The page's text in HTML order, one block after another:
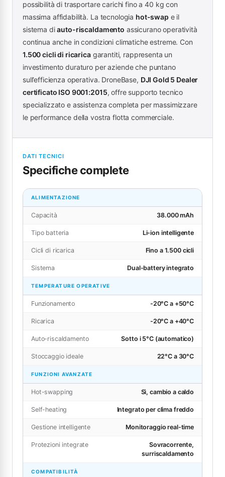
possibilità di trasportare carichi fino a 40 kg con
massima affidabilità. La tecnologia hot-swap e il
sistema diauto-riscaldamento assicurano operatività
continua anche in condizioni climatiche estreme. Con
1.500 cicli di ricaricagarantiti, rappresenta un
investimento duraturo per aziende che puntano
sull’efficienza operativa. DroneBase, DJI Gold 5 Dealer
certificato ISO 9001:2015, offre supporto tecnico
specializzato e assistenza completa per massimizzare
le performance della vostra flotta commerciale.
DATI TECNICI
Specifiche complete
ALIMENTAZIONE
Capacità 38.000 mAh
Tipo batteria Li-ion intelligente
Cicli di ricarica Fino a 1.500 cicli
Sistema Dual-battery integrato
TEMPERATURE OPERATIVE
Funzionamento -20°C a +50°C
Ricarica -20°C a +40°C
Auto-riscaldamento Sotto i 5°C (automatico)
Stoccaggio ideale 22°C a 30°C
FUNZIONI AVANZATE
Hot-swapping Sì, cambio a caldo
Self-heating Integrato per clima freddo
Gestione intelligente Monitoraggio real-time
Protezioni integrate
Sovracorrente,
surriscaldamento
COMPATIBILITÀ